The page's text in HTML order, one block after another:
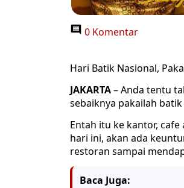
0 Komentar
Hari Batik Nasional,
JAKARTA– Anda tentu
sebaiknya pakailah
Entah itu ke kantor,
hari ini, akan ada
restoran sampai
Baca Juga: